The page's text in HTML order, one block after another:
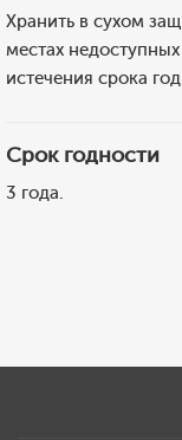
Хранить в сухом
местах
истечения срока
Срок годности
3 года.